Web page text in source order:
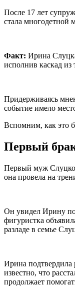
После 17 лет
стала многодетной
Факт: Ирина
исполнив каскад
Придерживаясь
событие имело
Вспомним, как это
Первый
Первый муж
она провела на
Он увидел Ирину по
фигуристка
разладе в семье
Ирина подтвердила
известно, что
продолжает